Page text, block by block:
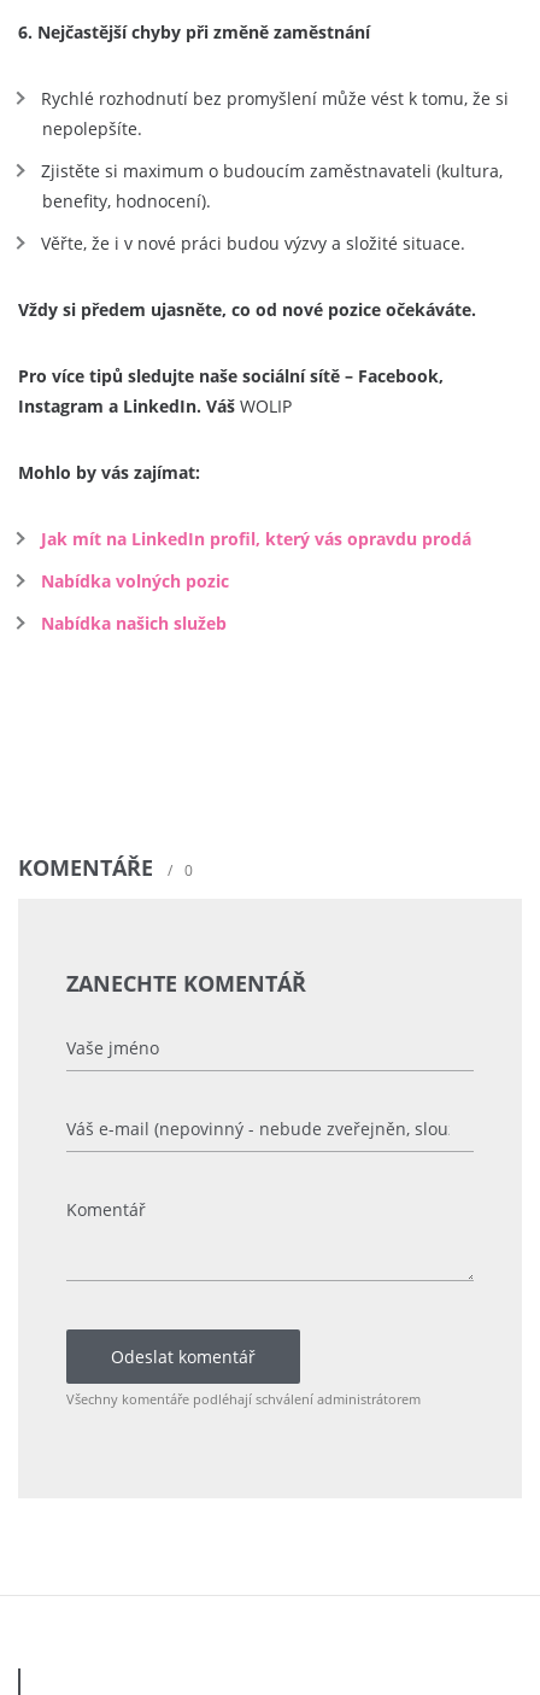
6. Nejčastější chyby při změně zaměstnání
Rychlé rozhodnutí bez promyšlení může vést k tomu, že si
nepolepšíte.
Zjistěte si maximum o budoucím zaměstnavateli (kultura,
benefity, hodnocení).
Věřte, že i v nové práci budou výzvy a složité situace.
Vždy si předem ujasněte, co od nové pozice očekáváte.
Pro více tipů sledujte naše sociální sítě – Facebook,
Instagram a LinkedIn. Váš WOLIP
Mohlo by vás zajímat:
Jak mít na LinkedIn profil, který vás opravdu prodá
Nabídka volných pozic
Nabídka našich služeb
KOMENTÁŘE / 0
ZANECHTE KOMENTÁŘ
Odeslat komentář
Všechny komentáře podléhají schválení administrátorem